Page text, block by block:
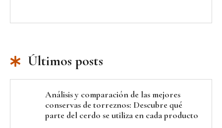
Últimos posts
Análisis y comparación de las mejores
conservas de torreznos: Descubre qué
parte del cerdo se utiliza en cada producto